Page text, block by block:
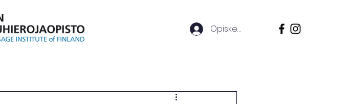
Opiskelijoille